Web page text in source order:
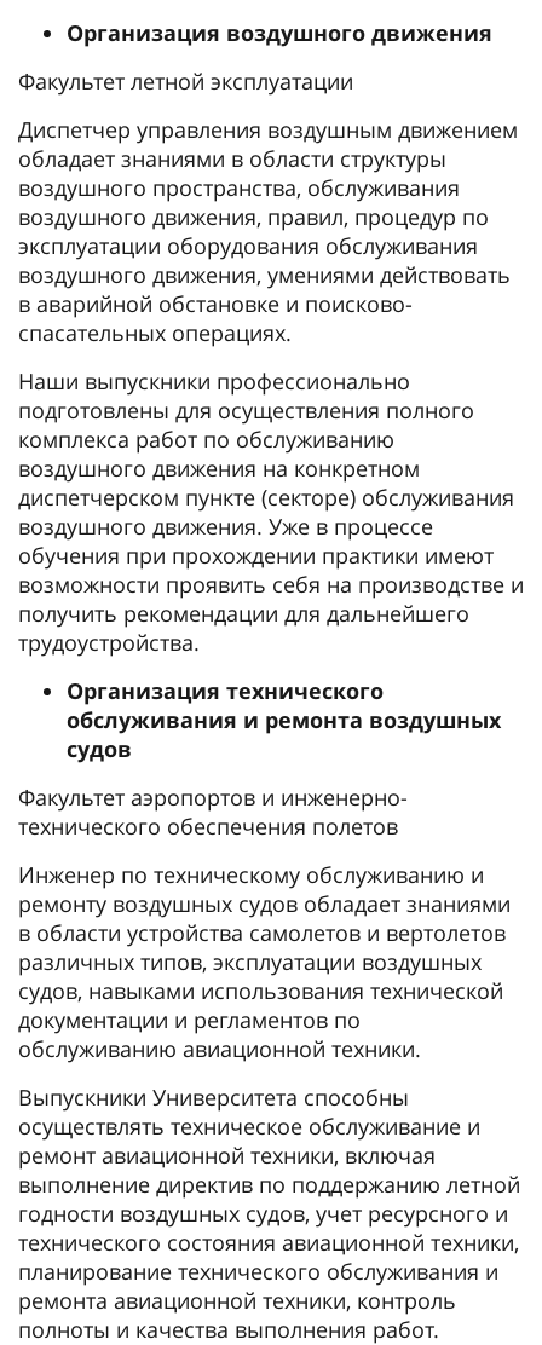
Организация воздушного движения
Факультет летной эксплуатации
Диспетчер управления воздушным движением
обладает знаниями в области структуры
воздушного пространства, обслуживания
воздушного движения, правил, процедур по
эксплуатации оборудования обслуживания
воздушного движения, умениями действовать
в аварийной обстановке и поисково-
спасательных операциях.
Наши выпускники профессионально
подготовлены для осуществления полного
комплекса работ по обслуживанию
воздушного движения на конкретном
диспетчерском пункте (секторе) обслуживания
воздушного движения. Уже в процессе
обучения при прохождении практики имеют
возможности проявить себя на производстве и
получить рекомендации для дальнейшего
трудоустройства.
Организация технического
обслуживания и ремонта воздушных
судов
Факультет аэропортов и инженерно-
технического обеспечения полетов
Инженер по техническому обслуживанию и
ремонту воздушных судов обладает знаниями
в области устройства самолетов и вертолетов
различных типов, эксплуатации воздушных
судов, навыками использования технической
документации и регламентов по
обслуживанию авиационной техники.
Выпускники Университета способны
осуществлять техническое обслуживание и
ремонт авиационной техники, включая
выполнение директив по поддержанию летной
годности воздушных судов, учет ресурсного и
технического состояния авиационной техники,
планирование технического обслуживания и
ремонта авиационной техники, контроль
полноты и качества выполнения работ.